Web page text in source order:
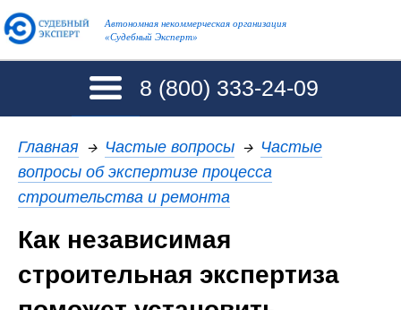
Автономная некоммерческая организация
«Судебный Эксперт»
8 (800) 333-24-09
Главная → Частые вопросы → Частые
вопросы об экспертизе процесса
строительства и ремонта
Как независимая
строительная экспертиза